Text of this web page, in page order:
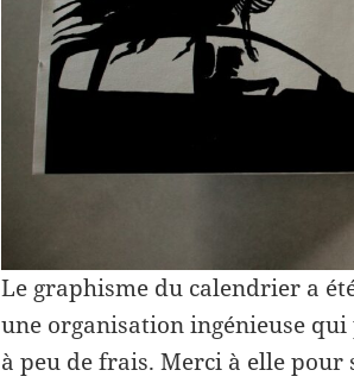
Le graphisme du calendrier a
une organisation ingénieuse
à peu de frais. Merci à elle